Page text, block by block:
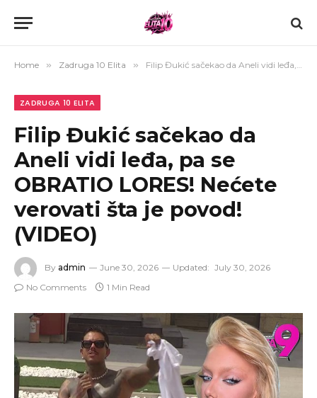
Home » Zadruga 10 Elita » Filip Đukić sačekao da Aneli vidi leđa, pa se OBRATIO LORES! Nećete verovati šta je povod! (VIDEO)
ZADRUGA 10 ELITA
Filip Đukić sačekao da
Aneli vidi leđa, pa se
OBRATIO LORES! Nećete
verovati šta je povod!
(VIDEO)
By admin June 30, 2026 Updated: July 30, 2026
No Comments
1 Min Read